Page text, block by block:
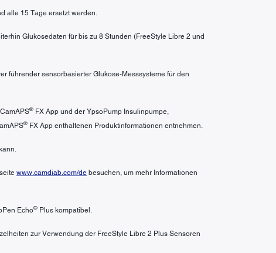
alle 15 Tage ersetzt werden.
Glukosedaten für bis zu 8 Stunden (FreeStyle Libre 2 und
führender sensorbasierter Glukose-Messsysteme für den
® FX App und der YpsoPump Insulinpumpe,
® FX App enthaltenen Produktinformationen entnehmen.
www.camdiab.com/de besuchen, um mehr Informationen
Echo® Plus kompatibel.
zur Verwendung der FreeStyle Libre 2 Plus Sensoren